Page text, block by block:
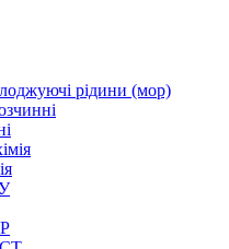
рідини (мор)